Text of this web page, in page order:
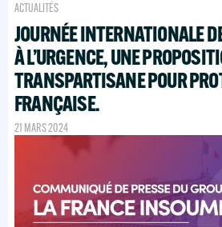
ACTUALITÉS
JOURNÉE INTERNATIONALE
À L’URGENCE, UNE
TRANSPARTISANE POUR
FRANÇAISE.
21 MARS 2024